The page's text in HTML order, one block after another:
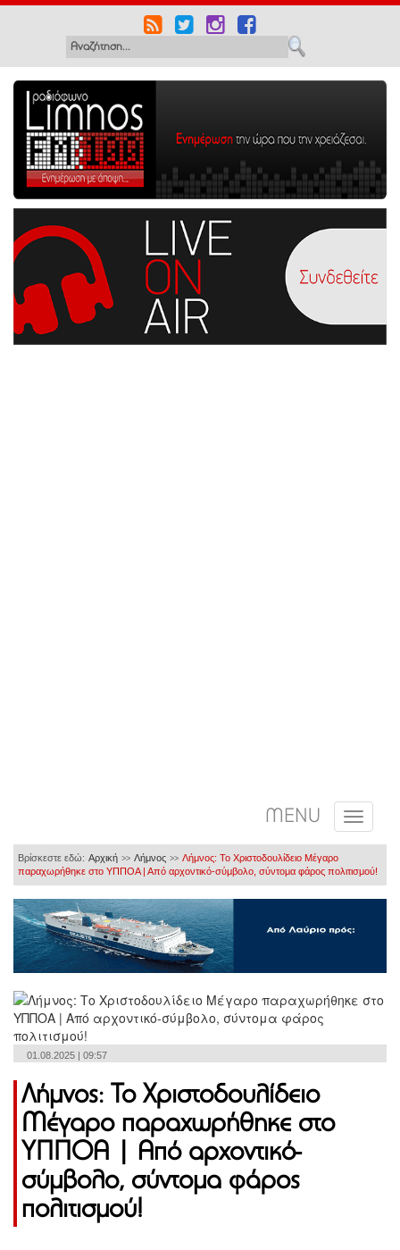
MENU
Βρίσκεστε εδώ: Αρχική >> Λήμνος >> Λήμνος: Το Χριστοδουλίδειο Μέγαρο
παραχωρήθηκε στο ΥΠΠΟΑ | Από αρχοντικό-σύμβολο, σύντομα φάρος πολιτισμού!
01.08.2025 | 09:57
Λήμνος: Το Χριστοδουλίδειο
Μέγαρο παραχωρήθηκε στο
ΥΠΠΟΑ | Από αρχοντικό-
σύμβολο, σύντομα φάρος
πολιτισμού!